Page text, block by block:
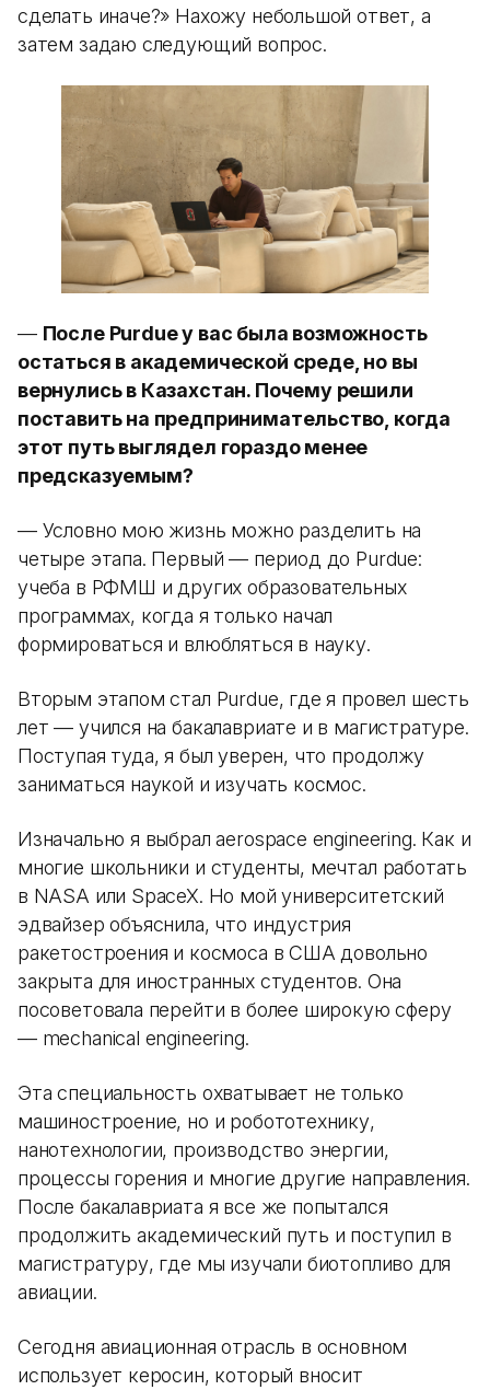
сделать иначе?» Нахожу небольшой ответ, а
затем задаю следующий вопрос.
— После Purdue у вас была возможность
остаться в академической среде, но вы
вернулись в Казахстан. Почему решили
поставить на предпринимательство, когда
этот путь выглядел гораздо менее
предсказуемым?
— Условно мою жизнь можно разделить на
четыре этапа. Первый — период до Purdue:
учеба в РФМШ и других образовательных
программах, когда я только начал
формироваться и влюбляться в науку.
Вторым этапом стал Purdue, где я провел шесть
лет — учился на бакалавриате и в магистратуре.
Поступая туда, я был уверен, что продолжу
заниматься наукой и изучать космос.
Изначально я выбрал aerospace engineering. Как и
многие школьники и студенты, мечтал работать
в NASA или SpaceX. Но мой университетский
эдвайзер объяснила, что индустрия
ракетостроения и космоса в США довольно
закрыта для иностранных студентов. Она
посоветовала перейти в более широкую сферу
— mechanical engineering.
Эта специальность охватывает не только
машиностроение, но и робототехнику,
нанотехнологии, производство энергии,
процессы горения и многие другие направления.
После бакалавриата я все же попытался
продолжить академический путь и поступил в
магистратуру, где мы изучали биотопливо для
авиации.
Сегодня авиационная отрасль в основном
использует керосин, который вносит